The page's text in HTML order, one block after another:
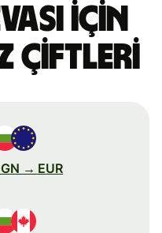
için
çiftleri
→ EUR